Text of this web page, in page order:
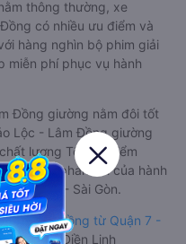
thông thường, xe
có nhiều ưu điểm và
hàng nghìn bộ phim giải
miễn phí phục vụ hành
Đồng giường nằm đôi tốt
Lộc - Lâm Đồng giường
lượng Tốt với điểm
6368 phản hồi của hành
Quận 7 - Sài Gòn.
- Lâm Đồng từ Quận 7 -
hãng xe Điền Linh